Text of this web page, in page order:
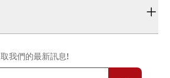
我們的最新訊息!